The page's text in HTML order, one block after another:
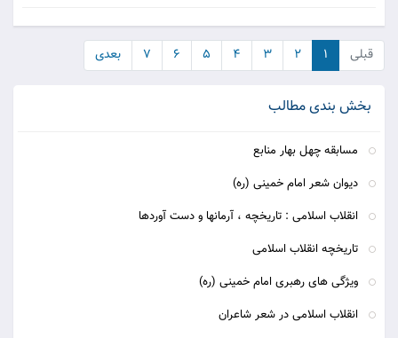
قبلی ۱ ۲ ۳ ۴ ۵ ۶ ۷ بعدی
بخش بندی مطالب
مسابقه چهل بهار منابع
دیوان شعر امام خمینی (ره)
انقلاب اسلامی : تاریخچه ، آرمانها و دست آوردها
تاریخچه انقلاب اسلامی
ویژگی های رهبری امام خمینی (ره)
انقلاب اسلامی در شعر شاعران